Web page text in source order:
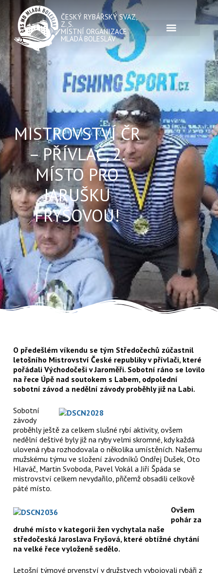
ČESKÝ RYBÁŘSKÝ SVAZ,
Z. S.
MÍSTNÍ ORGANIZACE
MLADÁ BOLESLAV
MISTROVSTVÍ ČR
– PŘÍVLAČ, 2.
MÍSTO PRO
JARUŠKU
FRYŠOVOU!
O předešlém víkendu se tým Středočechů zúčastnil
letošního Mistrovství České republiky v přívlači, které
pořádali Východočeši v Jaroměři. Sobotní ráno se lovilo
na řece Úpě nad soutokem s Labem, odpolední
sobotní závod a nedělní závody proběhly již na Labi.
Sobotní
závody
proběhly ještě za celkem slušné rybí aktivity, ovšem
nedělní deštivé byly již na ryby velmi skromné, kdy každá
ulovená ryba rozhodovala o několika umístěních. Našemu
mužskému týmu ve složení závodníků Ondřej Dušek, Oto
Hlaváč, Martin Svoboda, Pavel Vokál a Jiří Špáda se
mistrovství celkem nevydařilo, přičemž obsadili celkově
páté místo.
Ovšem
pohár za
druhé místo v kategorii žen vychytala naše
středočeská Jaroslava Fryšová, které obtížné chytání
na velké řece vyloženě sedělo.
Letošní týmové prvenství v družstvech vybojovali rybáři z